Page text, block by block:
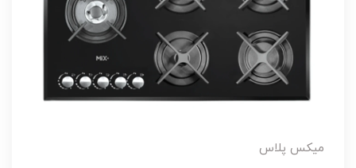
میکس پلاس